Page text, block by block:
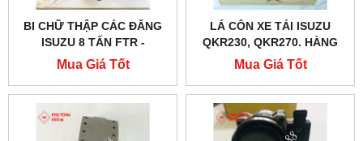
BI CHỮ THẬP CÁC ĐĂNG
ISUZU 8 TẤN FTR -
1373001021
Mua Giá Tốt
LÁ CÔN XE TẢI ISUZU
QKR230, QKR270. HÀNG
CHÍNH HÃNG
Mua Giá Tốt